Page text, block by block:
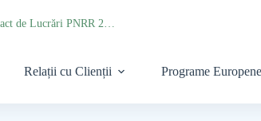
Relații cu Clienții Programe Europene